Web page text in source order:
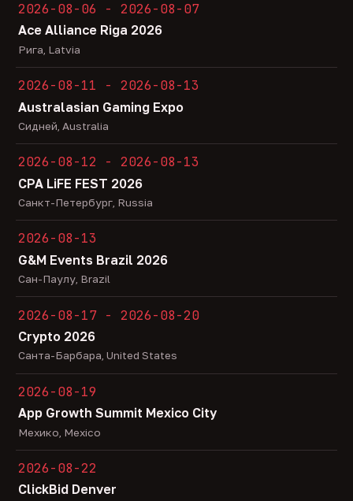
2026-08-06 - 2026-08-07
Ace Alliance Riga 2026
Рига, Latvia
2026-08-11 - 2026-08-13
Australasian Gaming Expo
Сидней, Australia
2026-08-12 - 2026-08-13
CPA LiFE FEST 2026
Санкт-Петербург, Russia
2026-08-13
G&M Events Brazil 2026
Сан-Паулу, Brazil
2026-08-17 - 2026-08-20
Crypto 2026
Санта-Барбара, United States
2026-08-19
App Growth Summit Mexico City
Мехико, Mexico
2026-08-22
ClickBid Denver